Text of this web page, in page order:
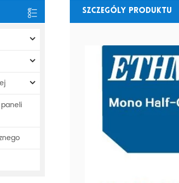
Szczególy Produktu